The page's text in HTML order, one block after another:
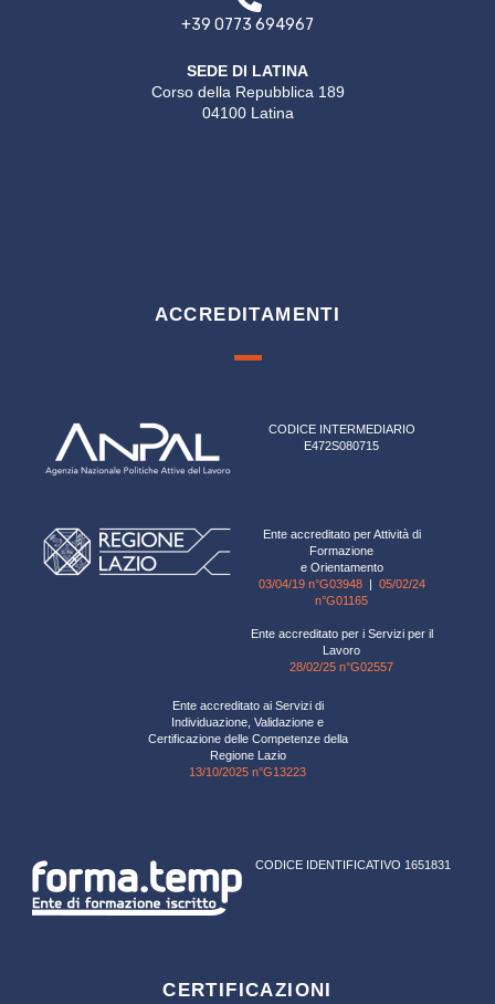
+39 0773 694967
SEDE DI LATINA
Corso della Repubblica 189
04100 Latina
ACCREDITAMENTI
CODICE INTERMEDIARIO
E472S080715
Ente accreditato per Attività di
Formazione
e Orientamento
03/04/19 n°G03948| 05/02/24
n°G01165
Ente accreditato per i Servizi per il
Lavoro
28/02/25 n°G02557
Ente accreditato ai Servizi di
Individuazione, Validazione e
Certificazione delle Competenze della
Regione Lazio
13/10/2025 n°G13223
CODICE IDENTIFICATIVO 1651831
CERTIFICAZIONI